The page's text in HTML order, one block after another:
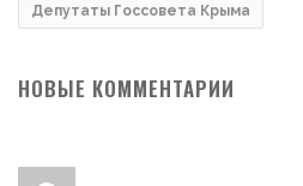
Депутаты Госсовета Крыма
НОВЫЕ КОММЕНТАРИИ